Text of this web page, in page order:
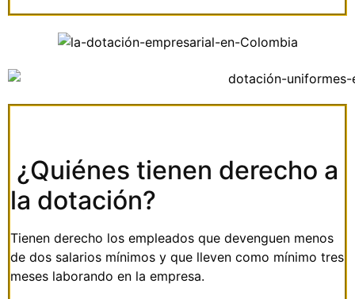
¿Quiénes tienen derecho a
la dotación?
Tienen derecho los empleados que devenguen menos
de dos salarios mínimos y que lleven como mínimo tres
meses laborando en la empresa.